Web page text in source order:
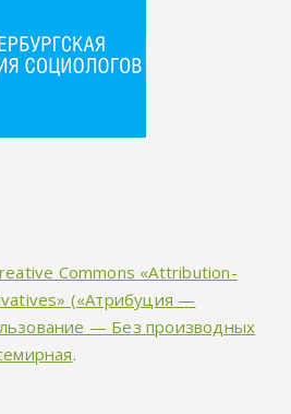
Commons «Attribution-
(«Атрибуция —
— Без производных
.